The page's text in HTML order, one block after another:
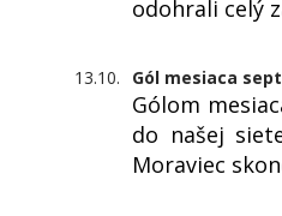
odohrali celý
13.10. Gól mesiaca
Gólom
do našej
Moraviec